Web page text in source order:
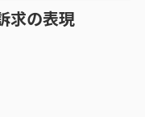
求の表現